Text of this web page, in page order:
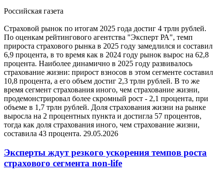
Российская газета
Страховой рынок по итогам 2025 года достиг 4 трлн рублей.
По оценкам рейтингового агентства "Эксперт РА", темп
прироста страхового рынка в 2025 году замедлился и составил
6,9 процента, в то время как в 2024 году рынок вырос на 62,8
процента. Наиболее динамично в 2025 году развивалось
страхование жизни: прирост взносов в этом сегменте составил
10,8 процента, а его объем достиг 2,3 трлн рублей. В то же
время сегмент страхования иного, чем страхование жизни,
продемонстрировал более скромный рост - 2,1 процента, при
объеме в 1,7 трлн рублей. Доля страхования жизни на рынке
выросла на 2 процентных пункта и достигла 57 процентов,
тогда как доля страхования иного, чем страхование жизни,
составила 43 процента. 29.05.2026
Эксперты ждут резкого ускорения темпов роста
страхового сегмента non-life